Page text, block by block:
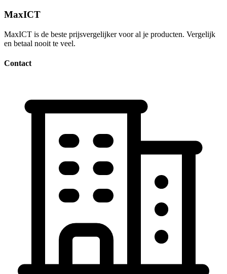
MaxICT
MaxICT is de beste prijsvergelijker voor al je producten. Vergelijk
en betaal nooit te veel.
Contact